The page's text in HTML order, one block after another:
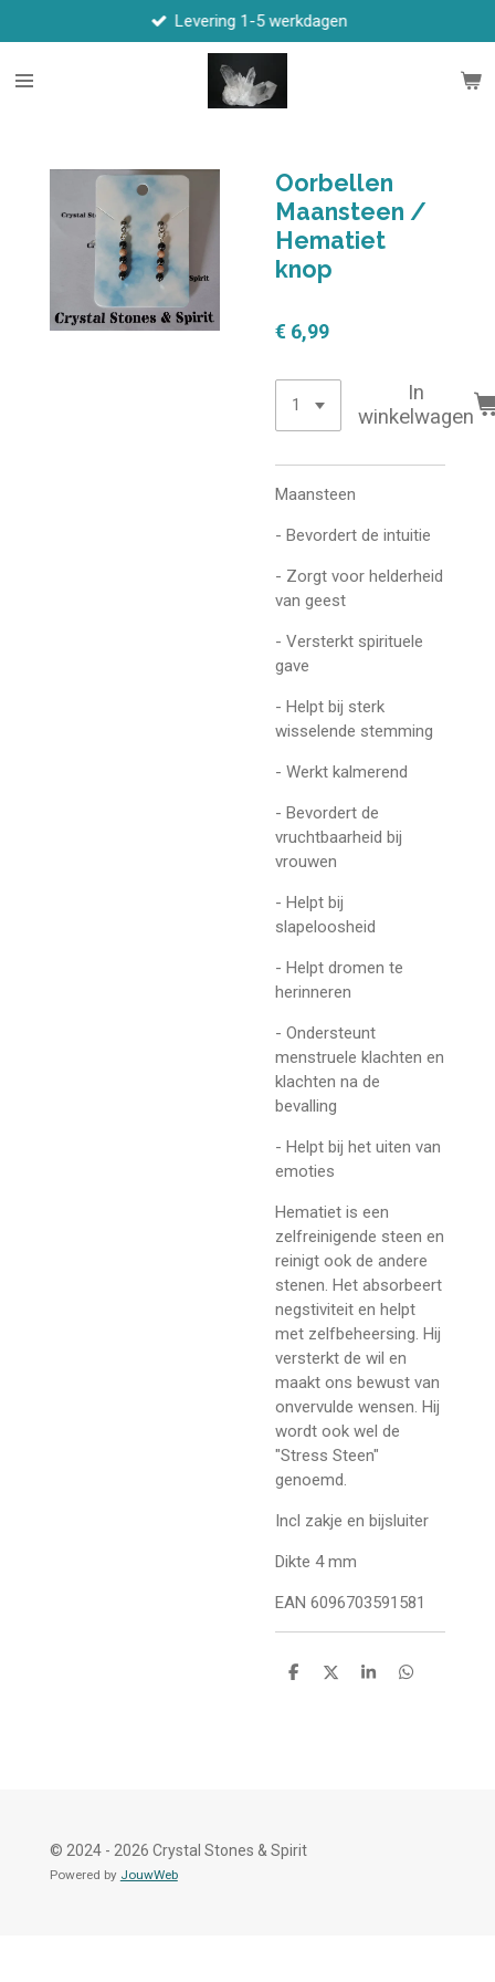
direct
naar
Levering 1-5 werkdagen
Oorbellen
Maansteen /
Hematiet
knop
€ 6,99
In
winkelwagen
Maansteen
- Bevordert de intuitie
- Zorgt voor helderheid
van geest
- Versterkt spirituele
gave
- Helpt bij sterk
wisselende stemming
- Werkt kalmerend
- Bevordert de
vruchtbaarheid bij
vrouwen
- Helpt bij
slapeloosheid
- Helpt dromen te
herinneren
- Ondersteunt
menstruele klachten en
klachten na de
bevalling
- Helpt bij het uiten van
emoties
Hematiet is een
zelfreinigende steen en
reinigt ook de andere
stenen. Het absorbeert
negstiviteit en helpt
met zelfbeheersing. Hij
versterkt de wil en
maakt ons bewust van
onvervulde wensen. Hij
wordt ook wel de
"Stress Steen"
genoemd.
Incl zakje en bijsluiter
Dikte 4 mm
EAN 6096703591581
D
D
S
D
© 2024 - 2026 Crystal Stones & Spirit
Powered by JouwWeb